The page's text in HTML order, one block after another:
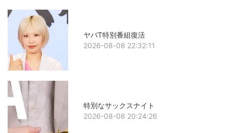
ヤバT特別番組復活
2026-08-08 22:32:11
特別なサックスナイト
2026-08-08 20:24:26